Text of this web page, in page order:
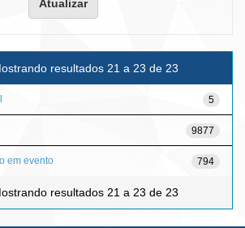
resultados 21 a 23 de 23
5
9877
em evento 794
resultados 21 a 23 de 23